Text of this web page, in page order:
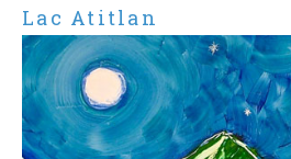
Lac Atitlan